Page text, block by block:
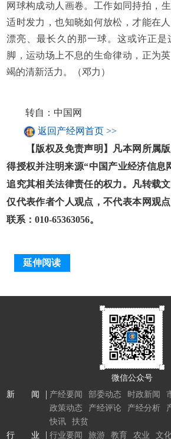
网球构成动人画卷。工作如同持拍，
适时发力，也知晓如何放松，才能在
漂亮、最长久的那一球。这或许正是
脚，运动场上不息的生命律动，正为
竭的清新活力。（邓力）
转自：中国网
返回产经网首页 >>
【版权及免责声明】凡本网所属版
得授权并注明来源“中国产业经济信息
追究其相关法律责任的权力。凡转载
仅代表作者个人观点，不代表本网观
联系：010-65363056。
延伸阅读
微信公众号
新 闻
产经要闻 部委动态 时政新闻
政策动态
产经评论 产经分析
快讯
扶贫
行 业
行业要闻 旅游 教育 农业 文